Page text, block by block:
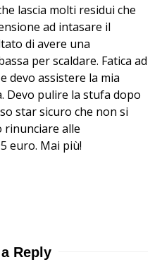
lascia molti residui che
ad intasare il
di avere una
per scaldare. Fatica ad
devo assistere la mia
Devo pulire la stufa dopo
star sicuro che non si
rinunciare alle
euro. Mai più!
Reply